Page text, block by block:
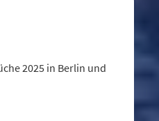
2025 in Berlin und